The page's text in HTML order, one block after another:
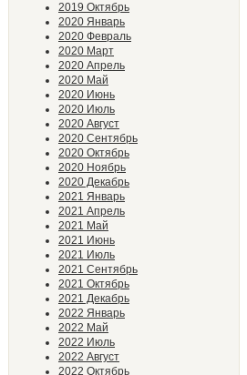
2019 Октябрь
2020 Январь
2020 Февраль
2020 Март
2020 Апрель
2020 Май
2020 Июнь
2020 Июль
2020 Август
2020 Сентябрь
2020 Октябрь
2020 Ноябрь
2020 Декабрь
2021 Январь
2021 Апрель
2021 Май
2021 Июнь
2021 Июль
2021 Сентябрь
2021 Октябрь
2021 Декабрь
2022 Январь
2022 Май
2022 Июль
2022 Август
2022 Октябрь